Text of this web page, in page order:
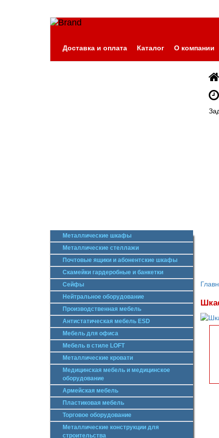
Доставка и оплата Каталог О компании
Металлические шкафы
Металлические стеллажи
Почтовые ящики и абонентские шкафы
Скамейки гардеробные и банкетки
Сейфы
Нейтральное оборудование
Производственная мебель
Антистатическая мебель ESD
Мебель для офиса
Мебель в стиле LOFT
Металлические кровати
Медицинская мебель и медицинское
оборудование
Армейская мебель
Пластиковая мебель
Торговое оборудование
Металлические конструкции для
строительства